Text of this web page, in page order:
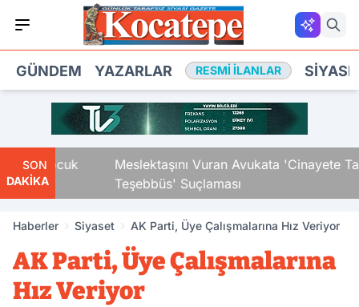
GÜNDEM YAZARLAR RESMI İLANLAR
SON
DAKİKA
Çocuk
Meslektaşını Vuran Avukata 'Cinayete Tam
Teşebbüs' Suçlaması
Haberler Siyaset AK Parti, Üye Çalışmalarına Hız Veriyor
AK Parti, Üye Çalışmalarına
Hız Veriyor